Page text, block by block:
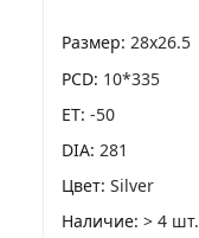
Размер 28x26.5
PCD 10*335
ET -50
DIA 281
Цвет Silver
Наличие > 4 шт.